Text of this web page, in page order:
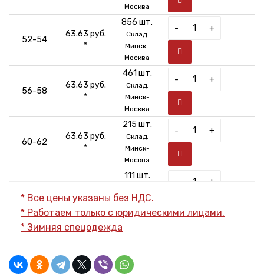
Москва
52-54
63.63 руб.
*
856 шт.
Склад:
Минск-
Москва
- +
56-58
63.63 руб.
*
461 шт.
Склад:
Минск-
Москва
- +
60-62
63.63 руб.
*
215 шт.
Склад:
Минск-
Москва
- +
64-66
*
111 шт.
Минск-
Москва
+
Москва
* Все цены указаны без НДС.
* Работаем только с юридическими лицами.
* Зимняя спецодежда